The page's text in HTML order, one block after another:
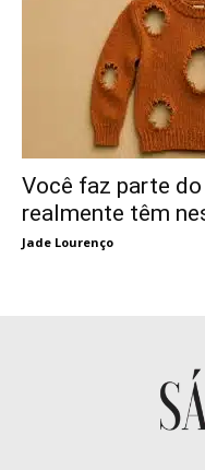
Você faz parte
realmente têm
Jade Lourenço